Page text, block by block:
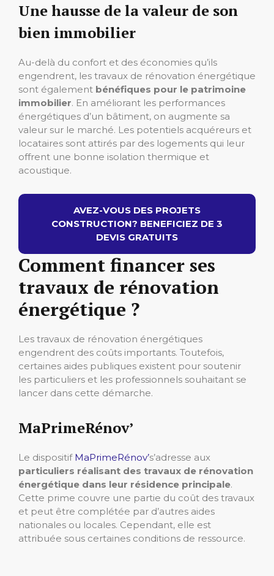
Une hausse de la valeur de son
bien immobilier
Au-delà du confort et des économies qu’ils
engendrent, les travaux de rénovation énergétique
sont également bénéfiques pour le patrimoine
immobilier. En améliorant les performances
énergétiques d’un bâtiment, on augmente sa
valeur sur le marché. Les potentiels acquéreurs et
locataires sont attirés par des logements qui leur
offrent une bonne isolation thermique et
acoustique.
AVEZ-VOUS DES PROJETS
CONSTRUCTION? BENEFICIEZ DE 3
DEVIS GRATUITS
Comment financer ses
travaux de rénovation
énergétique ?
Les travaux de rénovation énergétiques
engendrent des coûts importants. Toutefois,
certaines aides publiques existent pour soutenir
les particuliers et les professionnels souhaitant se
lancer dans cette démarche.
MaPrimeRénov’
Le dispositif MaPrimeRénov’s’adresse aux
particuliers réalisant des travaux de rénovation
énergétique dans leur résidence principale.
Cette prime couvre une partie du coût des travaux
et peut être complétée par d’autres aides
nationales ou locales. Cependant, elle est
attribuée sous certaines conditions de ressource.